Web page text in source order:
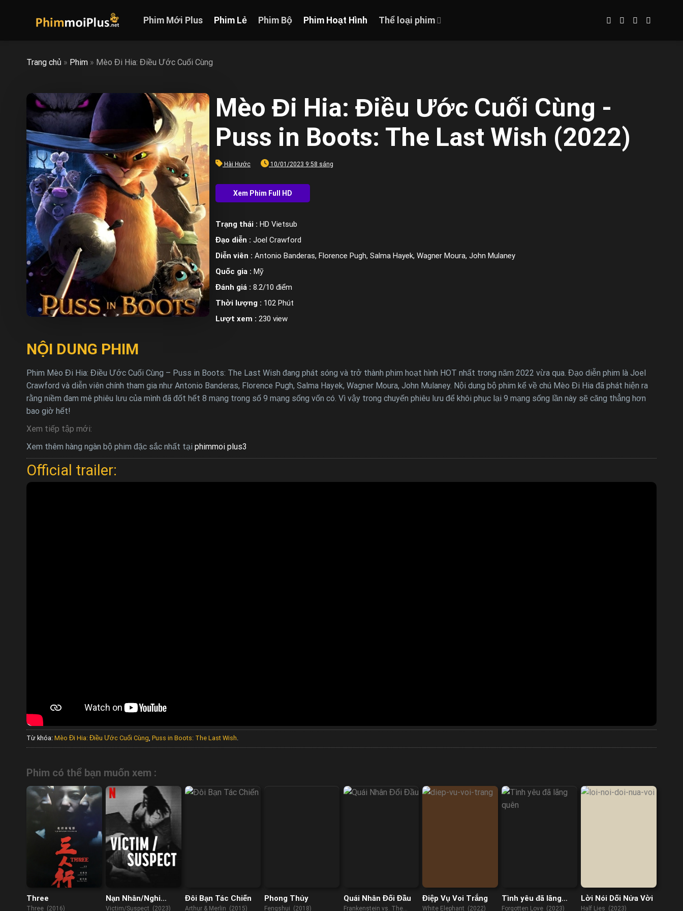
Phim Mới Plus Phim Lẻ Phim Bộ Phim Hoạt Hình Thể loại phim
Trang chủ » Phim » Mèo Đi Hia: Điều Ước Cuối Cùng
Mèo Đi Hia: Điều Ước Cuối Cùng -
Puss in Boots: The Last Wish (2022)
Hài Hước 10/01/2023 9:58 sáng
Trạng thái : HD Vietsub
Đạo diễn : Joel Crawford
Diễn viên : Antonio Banderas, Florence Pugh, Salma Hayek, Wagner Moura, John Mulaney
Quốc gia : Mỹ
Đánh giá : 8.2/10 điểm
Thời lượng : 102 Phút
Lượt xem : 230 view
NỘI DUNG PHIM
Phim Mèo Đi Hia: Điều Ước Cuối Cùng – Puss in Boots: The Last Wish đang phát sóng và trở thành phim hoạt hình HOT nhất trong năm 2022 vừa qua. Đạo diễn phim là Joel
Crawford và diễn viên chính tham gia như Antonio Banderas, Florence Pugh, Salma Hayek, Wagner Moura, John Mulaney. Nội dung bộ phim kể về chú Mèo Đi Hia đã phát hiện ra
rằng niềm đam mê phiêu lưu của mình đã đốt hết 8 mạng trong số 9 mạng sống vốn có. Vì vậy trong chuyến phiêu lưu để khôi phục lại 9 mạng sống lần này sẽ căng thẳng hơn
bao giờ hết!
Xem tiếp tập mới:
Xem thêm hàng ngàn bộ phim đặc sắc nhất tại phimmoi plus3
Official trailer:
Từ khóa: Mèo Đi Hia: Điều Ước Cuối Cùng Puss in Boots: The Last Wish
Phim có thể bạn muốn xem :
Three
Three (2016)
Nạn Nhân/Nghi
Phạm
Victim/Suspect (2023)
Đôi Bạn Tác Chiến
Arthur & Merlin (2015)
Phong Thủy
Fengshui (2018)
Quái Nhân Đối Đầu
Frankenstein vs. The
Điệp Vụ Voi Trắng
White Elephant (2022)
Tình yêu đã lãng
quên
Forgotten Love (2023)
Lời Nói Dối Nửa Vời
Half Lies (2023)